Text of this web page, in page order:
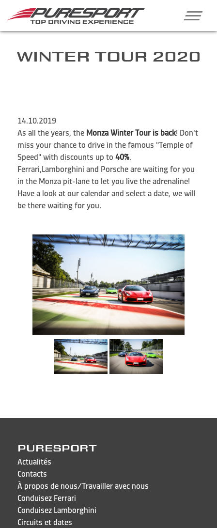
WINTER TOUR 2020
14.10.2019
As all the years, the Monza Winter Tour is back! Don't
miss your chance to drive in the famous "Temple of
Speed" with discounts up to 40%.
Ferrari,Lamborghini and Porsche are waiting for you
in the Monza pit-lane to let you live the adrenaline!
Have a look at our calendar and select a date, we will
be there waiting for you.
PURESPORT
Actualités
Contacts
À propos de nous/Travailler avec nous
Conduisez Ferrari
Conduisez Lamborghini
Circuits et dates